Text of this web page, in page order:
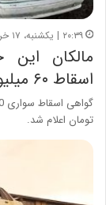
۲۰:۳۹ | یکشنبه، ۱۷ خرداد ۱۴۰۵
مالکان این
اسقاط ۶۰ میلیون شد
تومان اعلام شد.